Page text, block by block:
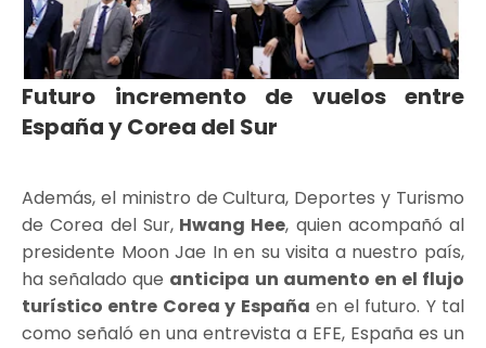
Futuro incremento de vuelos entre
España y Corea del Sur
Además, el ministro de Cultura, Deportes y Turismo
de Corea del Sur,Hwang Hee, quien acompañó al
presidente Moon Jae In en su visita a nuestro país,
ha señalado que anticipa un aumento en el flujo
turístico entre Corea y España en el futuro. Y tal
como señaló en una entrevista a EFE, España es un